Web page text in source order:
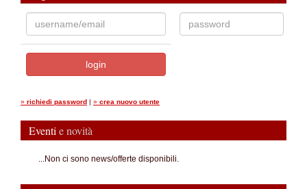
» richiedi password | » crea nuovo utente
Eventie novità
...Non ci sono news/offerte disponibili.